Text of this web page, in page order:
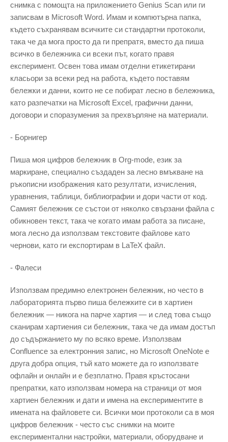
снимка с помощта на приложението Genius Scan или ги
записвам в Microsoft Word. Имам и компютърна папка,
където съхранявам всичките си стандартни протоколи,
така че да мога просто да ги препратя, вместо да пиша
всичко в бележника си всеки път, когато правя
експеримент. Освен това имам отделни етикетирани
класьори за всеки ред на работа, където поставям
бележки и данни, които не се побират лесно в бележника,
като разпечатки на Microsoft Excel, графични данни,
договори и споразумения за прехвърляне на материали.
- Борнигер
Пиша моя цифров бележник в Org-mode, език за
маркиране, специално създаден за лесно вмъкване на
ръкописни изображения като резултати, изчисления,
уравнения, таблици, библиографии и дори части от код.
Самият бележник се състои от няколко свързани файла с
обикновен текст, така че когато имам работа за писане,
мога лесно да използвам текстовите файлове като
чернови, като ги експортирам в LaTeX файл.
- Фалеси
Използвам предимно електронен бележник, но често в
лабораторията първо пиша бележките си в хартиен
бележник — никога на парче хартия — и след това също
сканирам хартиения си бележник, така че да имам достъп
до съдържанието му по всяко време. Използвам
Confluence за електронния запис, но Microsoft OneNote е
друга добра опция, тъй като можете да го използвате
офлайн и онлайн и е безплатно. Правя кръстосани
препратки, като използвам номера на страници от моя
хартиен бележник и дати и имена на експериментите в
имената на файловете си. Всички мои протоколи са в моя
цифров бележник - често със снимки на моите
експериментални настройки, материали, оборудване и